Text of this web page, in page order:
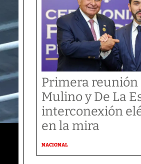
Primera reunión
Mulino y De La
interconexión
en la mira
NACIONAL